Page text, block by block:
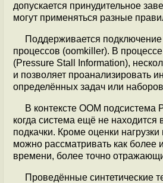
допускается принудительное
могут применяться разные
Поддерживается
процессов (oomkiller). В
(Pressure Stall Information),
и позволяет проанализировать
определённых задач или
В контексте OOM подсистема
когда система ещё не находится
подкачки. Кроме оценки
можно рассматривать как более
времени, более точно
Проведённые синтетические